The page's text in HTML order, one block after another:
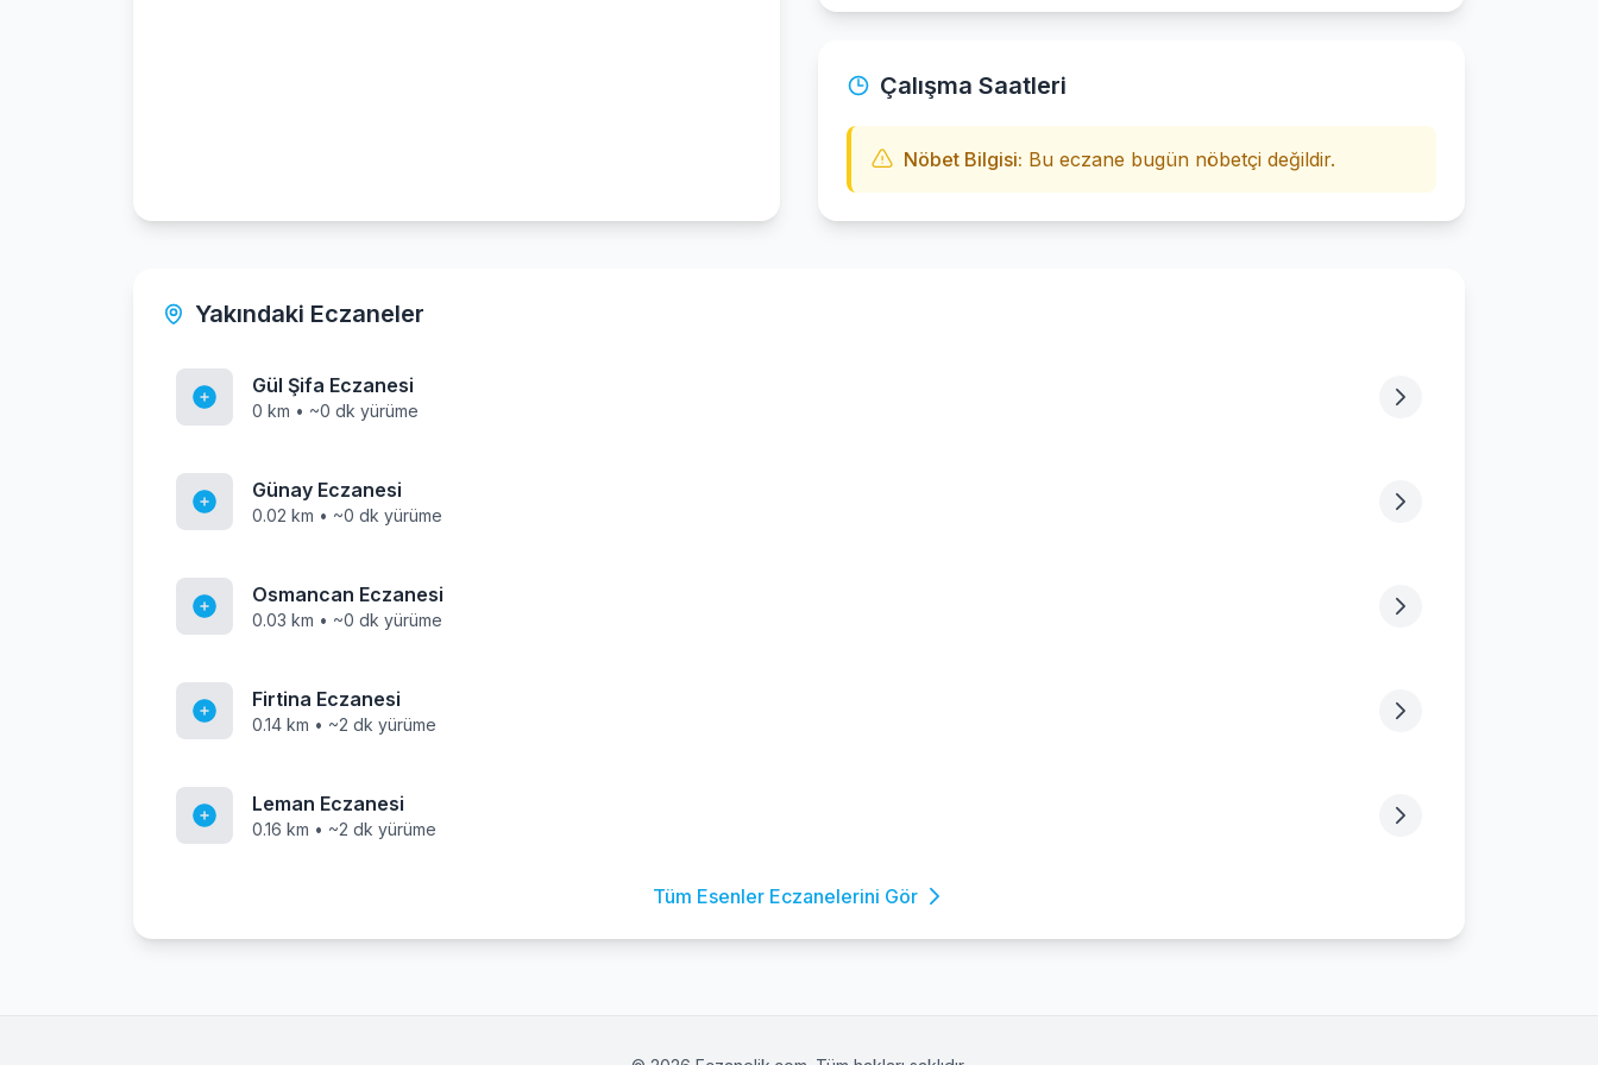
Çalışma Saatleri
Nöbet Bilgisi: Bu eczane bugün nöbetçi değildir.
Yakındaki Eczaneler
Gül Şifa Eczanesi
0 km • ~0 dk yürüme
Günay Eczanesi
0.02 km • ~0 dk yürüme
Osmancan Eczanesi
0.03 km • ~0 dk yürüme
Firtina Eczanesi
0.14 km • ~2 dk yürüme
Leman Eczanesi
0.16 km • ~2 dk yürüme
Tüm Esenler Eczanelerini Gör